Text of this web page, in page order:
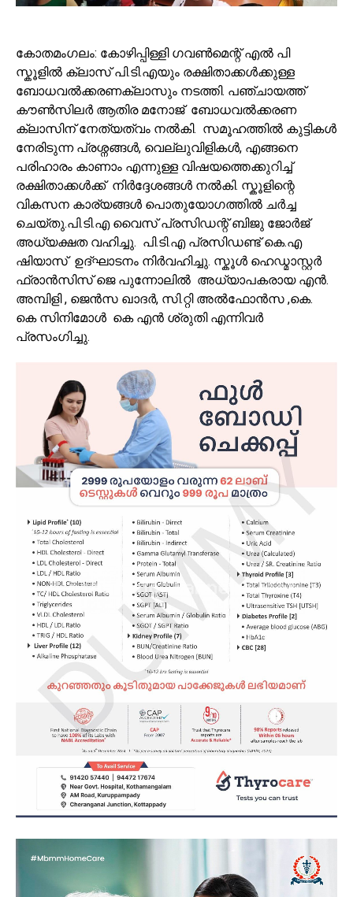
കോതമംഗലം: കോഴിപ്പിള്ളി ഗവൺമെന്റ് എൽ പി
സ്കൂളിൽ ക്ലാസ് പി.ടി.എയും രക്ഷിതാക്കൾക്കുള്ള
ബോധവൽക്കരണക്ലാസും നടത്തി. പഞ്ചായത്ത്
കൗൺസിലർ ആതിര മനോജ്‌ ബോധവൽക്കരണ
ക്ലാസിന് നേത്യത്വം നൽകി. സമൂഹത്തിൽ കുട്ടികൾ
നേരിടുന്ന പ്രശ്നങ്ങൾ, വെല്ലുവിളികൾ, എങ്ങനെ
പരിഹാരം കാണാം എന്നുള്ള വിഷയത്തെക്കുറിച്ച്
രക്ഷിതാക്കൾക്ക് നിർദ്ദേശങ്ങൾ നൽകി. സ്കൂളിന്റെ
വികസന കാര്യങ്ങൾ പൊതുയോഗത്തിൽ ചർച്ച
ചെയ്തു.പി.ടി.എ വൈസ് പ്രസിഡന്റ് ബിജു ജോർജ്
അധ്യക്ഷത വഹിച്ചു. പി.ടി.എ പ്രസിഡണ്ട് കെ.എ
ഷിയാസ് ഉദ്ഘാടനം നിർവഹിച്ചു. സ്കൂൾ ഹെഡ്മാസ്റ്റർ
ഫ്രാൻസിസ് ജെ പുന്നോലിൽ അധ്യാപകരായ എൻ.
അമ്പിളി , ജെൻസ ഖാദർ, സി.റ്റി അൽഫോൻസ ,കെ.
കെ സിനിമോള്‍ കെ എൻ ശ്രുതി എന്നിവർ
പ്രസംഗിച്ചു.